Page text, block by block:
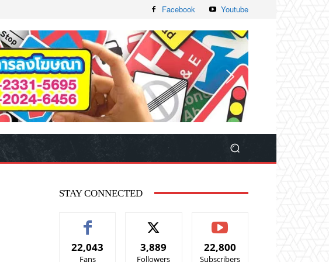
Facebook Youtube
STAY CONNECTED
22,043
Fans
3,889
Followers
22,800
Subscribers